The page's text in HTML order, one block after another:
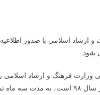
اسلامی با صدور اطلاعیه
می شود.